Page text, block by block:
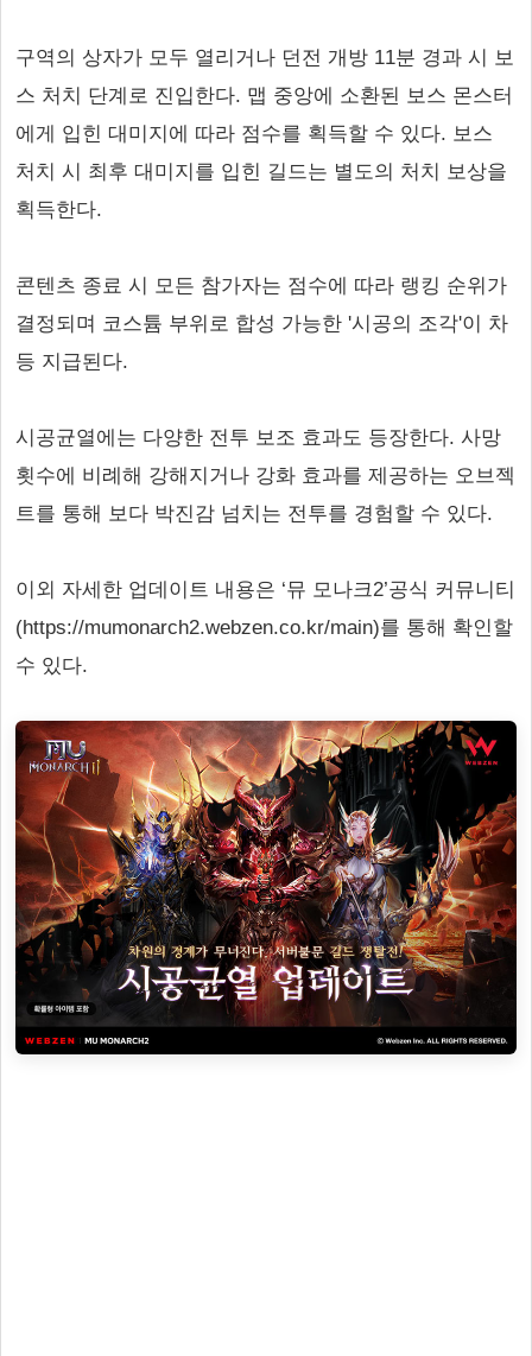
구역의 상자가 모두 열리거나 던전 개방 11분 경과 시 보
스 처치 단계로 진입한다. 맵 중앙에 소환된 보스 몬스터
에게 입힌 대미지에 따라 점수를 획득할 수 있다. 보스
처치 시 최후 대미지를 입힌 길드는 별도의 처치 보상을
획득한다.
콘텐츠 종료 시 모든 참가자는 점수에 따라 랭킹 순위가
결정되며 코스튬 부위로 합성 가능한 '시공의 조각'이 차
등 지급된다.
시공균열에는 다양한 전투 보조 효과도 등장한다. 사망
횟수에 비례해 강해지거나 강화 효과를 제공하는 오브젝
트를 통해 보다 박진감 넘치는 전투를 경험할 수 있다.
이외 자세한 업데이트 내용은 ‘뮤 모나크2’공식 커뮤니티
(https://mumonarch2.webzen.co.kr/main)를 통해 확인할
수 있다.